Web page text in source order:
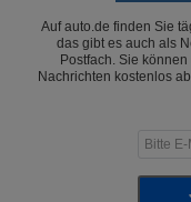
Auf auto.de finden Sie
das gibt es auch als
Postfach. Sie
Nachrichten kostenlos